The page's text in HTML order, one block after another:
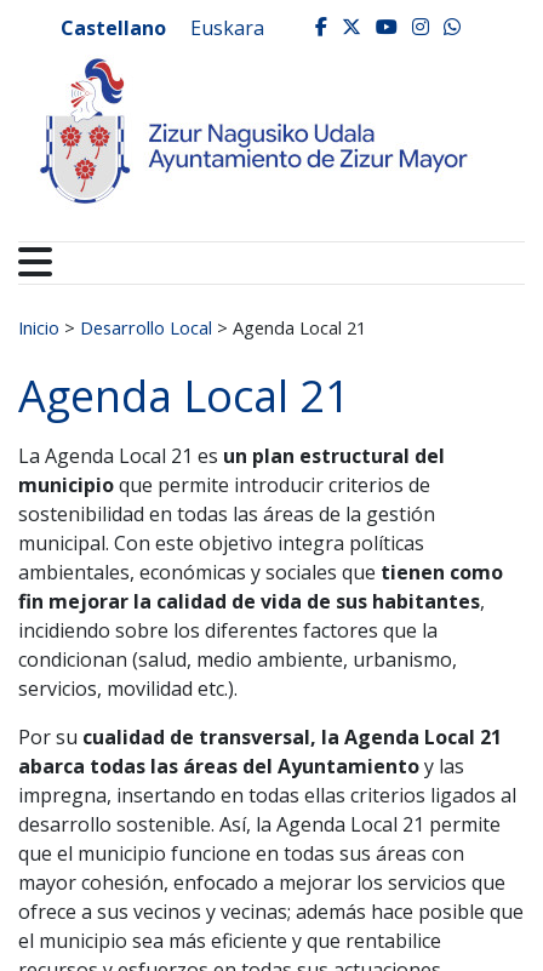
Ayuntamiento de
Castellano Euskara facebook
twitter
youtube
Buscar:
Inicio > Desarrollo Local > Agenda Local 21
Agenda Local 21
La Agenda Local 21 es un plan estructural del
municipioque permite introducir criterios de
sostenibilidad en todas las áreas de la gestión
municipal. Con este objetivo integra políticas
ambientales, económicas y sociales que tienen como
fin mejorar la calidad de vida de sus habitantes,
incidiendo sobre los diferentes factores que la
condicionan (salud, medio ambiente, urbanismo,
servicios, movilidad etc.).
Por su cualidad de transversal, la Agenda Local 21
abarca todas las áreas del Ayuntamientoy las
impregna, insertando en todas ellas criterios ligados al
desarrollo sostenible. Así, la Agenda Local 21 permite
que el municipio funcione en todas sus áreas con
mayor cohesión, enfocado a mejorar los servicios que
ofrece a sus vecinos y vecinas; además hace posible que
el municipio sea más eficiente y que rentabilice